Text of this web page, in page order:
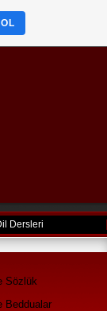
Dersleri
Sözlük
Beddualar